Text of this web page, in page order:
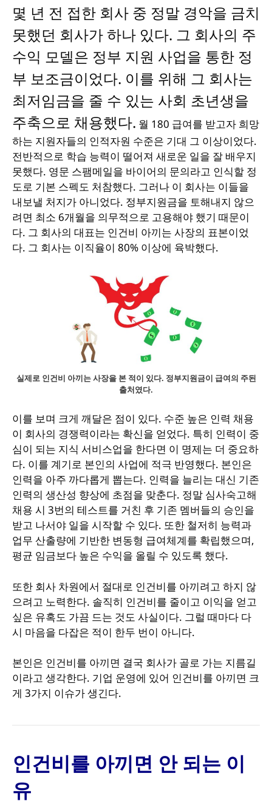
몇 년 전 접한 회사 중 정말 경악을 금치
못했던 회사가 하나 있다. 그 회사의 주
수익 모델은 정부 지원 사업을 통한 정
부 보조금이었다. 이를 위해 그 회사는
최저임금을 줄 수 있는 사회 초년생을
주축으로 채용했다. 월 180 급여를 받고자 희망
하는 지원자들의 인적자원 수준은 기대 그 이상이었다.
전반적으로 학습 능력이 떨어져 새로운 일을 잘 배우지
못했다. 영문 스팸메일을 바이어의 문의라고 인식할 정
도로 기본 스펙도 처참했다. 그러나 이 회사는 이들을
내보낼 처지가 아니었다. 정부지원금을 토해내지 않으
려면 최소 6개월을 의무적으로 고용해야 했기 때문이
다. 그 회사의 대표는 인건비 아끼는 사장의 표본이었
다. 그 회사는 이직율이 80% 이상에 육박했다.
실제로 인건비 아끼는 사장을 본 적이 있다. 정부지원금이 급여의 주된
출처였다.
이를 보며 크게 깨달은 점이 있다. 수준 높은 인력 채용
이 회사의 경쟁력이라는 확신을 얻었다. 특히 인력이 중
심이 되는 지식 서비스업을 한다면 이 명제는 더 중요하
다. 이를 계기로 본인의 사업에 적극 반영했다. 본인은
인력을 아주 까다롭게 뽑는다. 인력을 늘리는 대신 기존
인력의 생산성 향상에 초점을 맞춘다. 정말 심사숙고해
채용 시 3번의 테스트를 거친 후 기존 멤버들의 승인을
받고 나서야 일을 시작할 수 있다. 또한 철저히 능력과
업무 산출량에 기반한 변동형 급여체계를 확립했으며,
평균 임금보다 높은 수익을 올릴 수 있도록 했다.
또한 회사 차원에서 절대로 인건비를 아끼려고 하지 않
으려고 노력한다. 솔직히 인건비를 줄이고 이익을 얻고
싶은 유혹도 가끔 드는 것도 사실이다. 그럴 때마다 다
시 마음을 다잡은 적이 한두 번이 아니다.
본인은 인건비를 아끼면 결국 회사가 골로 가는 지름길
이라고 생각한다. 기업 운영에 있어 인건비를 아끼면 크
게 3가지 이슈가 생긴다.
인건비를 아끼면 안 되는 이
유